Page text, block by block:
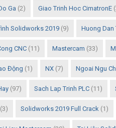
Ga (2) Giao Trinh Hoc CimatronE
Solidworks 2019 (9) Huong Dan
CNC (11) Mastercam (33)
Động (1) NX (7) Ngoai Ngu
(97) Sach Lap Trinh PLC (11)
(3) Solidworks 2019 Full Crack (1)